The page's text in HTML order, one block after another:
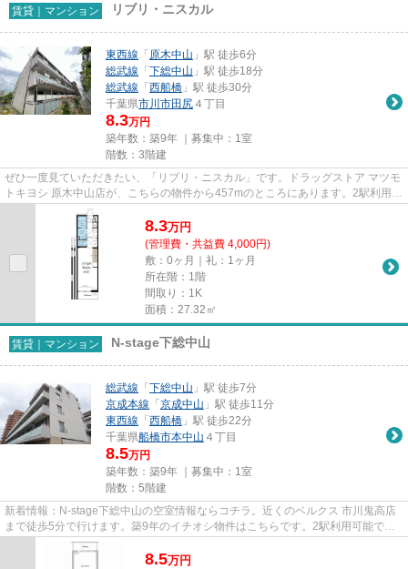
賃貸｜マンション リブリ・ニスカル
東西線 「 原木中山 」駅 徒歩6分
総武線 「 下総中山 」駅 徒歩18分
総武線 「 西船橋 」駅 徒歩30分
千葉県市川市田尻 ４丁目
8.3万円
築年数：築9年 ｜募集中： 1室
階数：3階建
ぜひ一度見ていただきたい、「リブリ・ニスカル」です。ドラッグストア マツモ
トキヨシ 原木中山店が、こちらの物件から457mのところにあります。2駅利用可
能なので、用途や行き先に応...
8.3万円
(管理費・共益費 4,000円)
敷：0ヶ月｜礼：1ヶ月
所在階：1階
間取り：1K
面積：27.32㎡
賃貸｜マンション N-stage下総中山
総武線 「 下総中山 」駅 徒歩7分
京成本線 「 京成中山 」駅 徒歩11分
東西線 「 西船橋 」駅 徒歩22分
千葉県船橋市本中山 ４丁目
8.5万円
築年数：築9年 ｜募集中： 1室
階数：5階建
新着情報：N-stage下総中山の空室情報ならコチラ。近くのベルクス 市川鬼高店
まで徒歩5分で行けます。築9年のイチオシ物件はこちらです。2駅利用可能でア
クセスの良いマンションです。...
8.5万円